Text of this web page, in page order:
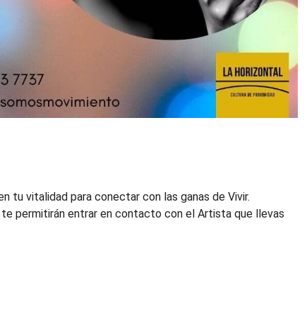
tu vitalidad para conectar con las ganas de Vivir.
permitirán entrar en contacto con el Artista que llevas